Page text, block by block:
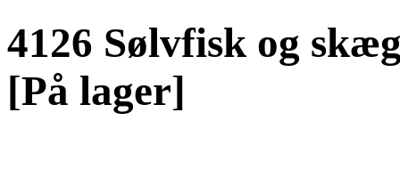
4126 Sølvfisk og
[På lager]